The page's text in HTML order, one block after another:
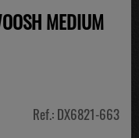
MEDIUM
Ref.: DX6821-663